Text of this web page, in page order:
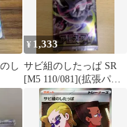
し
¥ 1,333
サビ組のしたっぱ SR
[M5 110/081](拡張パッ
ク「アビスアイ」未開